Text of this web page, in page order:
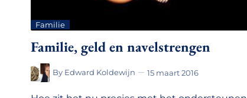
Familie
Familie, geld en navelstrengen
By Edward Koldewijn 15 maart 2016